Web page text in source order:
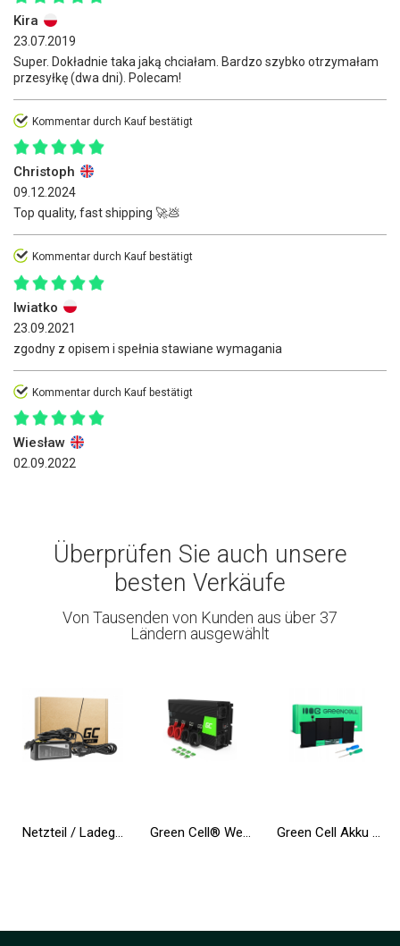
Kira
23.07.2019
Super. Dokładnie taka jaką chciałam. Bardzo szybko otrzymałam
przesyłkę (dwa dni). Polecam!
Kommentar durch Kauf bestätigt
Christoph
09.12.2024
Top quality, fast shipping 🚀💩
Kommentar durch Kauf bestätigt
lwiatko
23.09.2021
zgodny z opisem i spełnia stawiane wymagania
Kommentar durch Kauf bestätigt
Wiesław
02.09.2022
Überprüfen Sie auch unsere
besten Verkäufe
Von Tausenden von Kunden aus über 37
Ländern ausgewählt
Netzteil / Ladegerät Green Cell PRO 20V 3.25A 65W für Lenovo B50-80 G50 G50-30 V130-15IKB V310-15IKB IdeaPad S500 ThinkPad S540 Green Cell® Wechselrichter Spannungswandler 12V auf 230V 3000W/6000W Green Cell Akku A1377 A1405 A1496 für Apple MacBook Air 13 A1369 A1466